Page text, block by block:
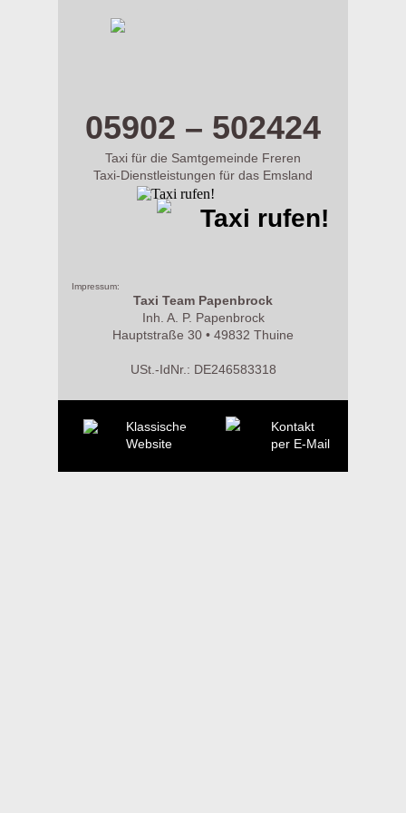
Impressum:
Taxi Team Papenbrock
Inh. A. P. Papenbrock
Hauptstraße 30 • 49832 Thuine
USt.-IdNr.: DE246583318
05902 – 502424
Taxi für die Samtgemeinde Freren
Taxi-Dienstleistungen für das Emsland
Taxi rufen!
Klassische
Website
Kontakt
per E-Mail